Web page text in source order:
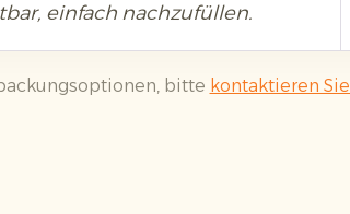
einfach nachzufüllen.
bitte kontaktieren